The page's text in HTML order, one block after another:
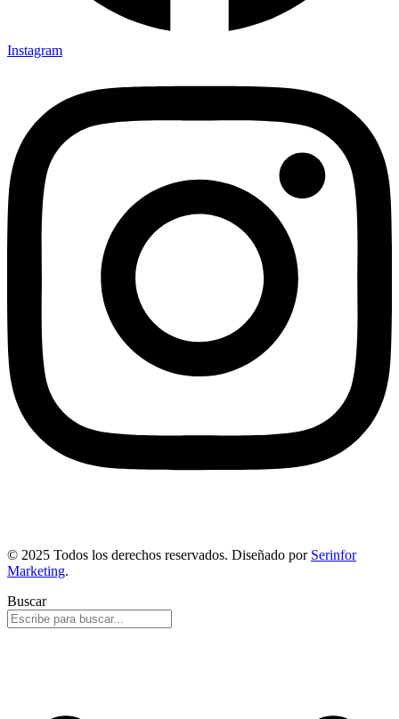
Instagram
© 2025 Todos los derechos reservados. Diseñado por Serinfor
Marketing.
Buscar